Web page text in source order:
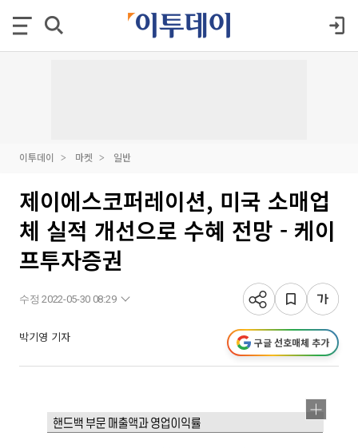
이투데이 마켓 일반
제이에스코퍼레이션, 미국 소매업
체 실적 개선으로 수혜 전망 - 케이
프투자증권
수정 2022-05-30 08:29
박기영 기자 구글 선호매체 추가